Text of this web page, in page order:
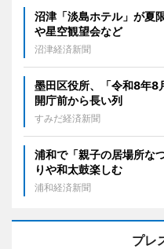
沼津「淡島ホテル」が夏
や星空観望会など
沼津経済新聞
墨田区役所、「令和8年
開庁前から長い列
すみだ経済新聞
浦和で「親子の居場所な
りや和太鼓楽しむ
浦和経済新聞
プレ